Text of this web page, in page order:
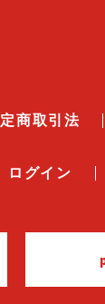
商取引法
ログイン